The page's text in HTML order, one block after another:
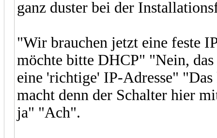
ganz duster bei der
"Wir brauchen jetzt eine feste
möchte bitte DHCP" "Nein,
eine 'richtige' IP-Adresse"
macht denn der Schalter hier
ja" "Ach".